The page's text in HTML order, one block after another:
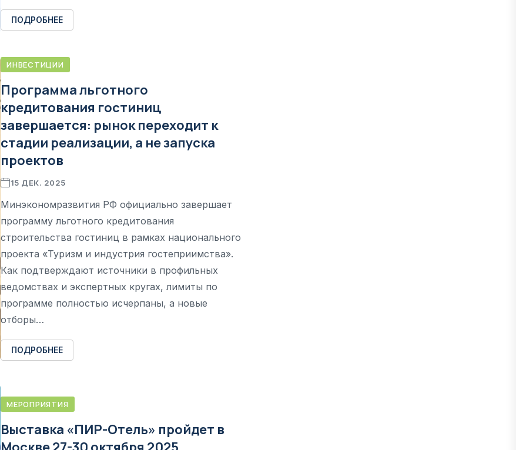
ПОДРОБНЕЕ
ИНВЕСТИЦИИ
Программа льготного
кредитования гостиниц
завершается: рынок переходит к
стадии реализации, а не запуска
проектов
15 ДЕК. 2025
Минэкономразвития РФ официально завершает
программу льготного кредитования
строительства гостиниц в рамках национального
проекта «Туризм и индустрия гостеприимства».
Как подтверждают источники в профильных
ведомствах и экспертных кругах, лимиты по
программе полностью исчерпаны, а новые
отборы…
ПОДРОБНЕЕ
МЕРОПРИЯТИЯ
Выставка «ПИР-Отель» пройдет в